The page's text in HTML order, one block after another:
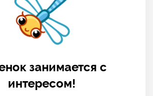
занимается с
интересом!